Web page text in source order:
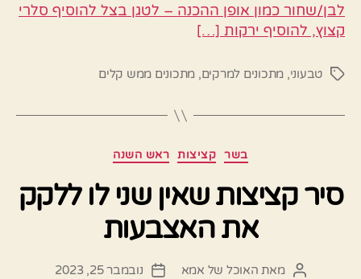
לבן/שחור כמון אופן ההכנה – לטגן בצל להוסיף סלרי
קצוץ, להוסיף ירקות […]
תגיותטבעוני, מתכונים למרקים, מתכונים ממש קלים
קטגוריות בשר קציצות ראש השנה
סיר קציצות שאין שני לו ללקק
את האצבעות
המחבר
מאת האוכל של אמא
תאריךנובמבר 25, 2023